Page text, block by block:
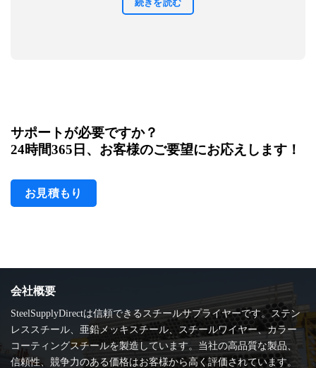
続きを読む
サポートが必要ですか？
24時間365日、お客様のご要望にお応えします！
お見積もり
会社概要
SteelSupplyDirectは信頼できるスチールサプライヤーです。ステン
レススチール、亜鉛メッキスチール、スチールワイヤー、カラー
コーティングスチールを製造しています。当社の高品質な製品、
信頼性、競争力のある価格はお客様から高く評価されています。